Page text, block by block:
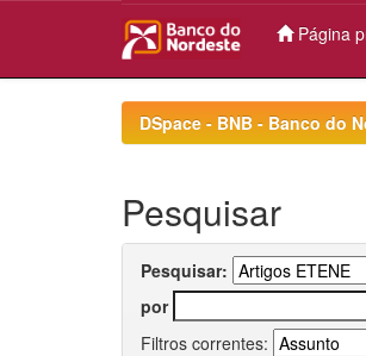
Página
DSpace - BNB - Banco do
Pesquisar
Pesquisar:
por
Filtros correntes: